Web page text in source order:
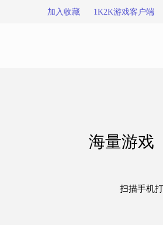
加入收藏 1K2K游戏客户端
海量游戏
扫描手机